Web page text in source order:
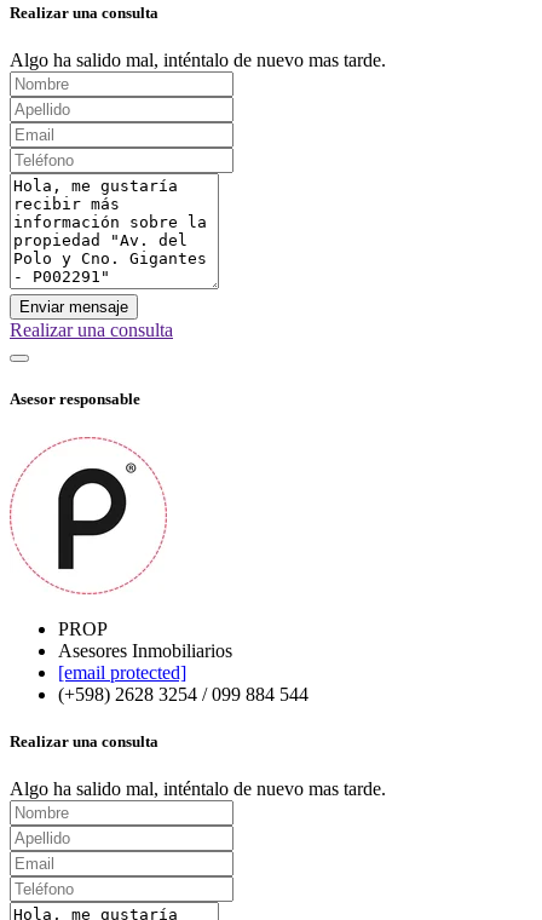
Realizar una consulta
Algo ha salido mal, inténtalo de nuevo mas tarde.
Enviar mensaje
Realizar una consulta
Asesor responsable
PROP
Asesores Inmobiliarios
[email protected]
(+598) 2628 3254 / 099 884 544
Realizar una consulta
Algo ha salido mal, inténtalo de nuevo mas tarde.